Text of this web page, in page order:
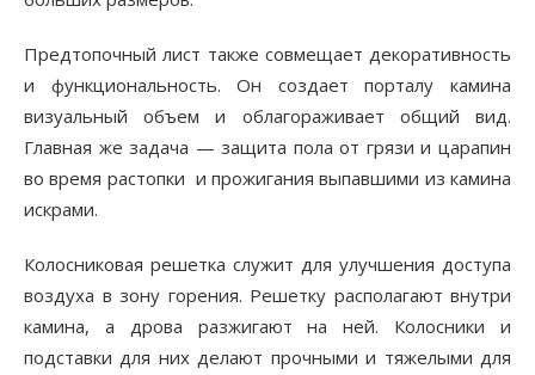
Предтопочный лист также совмещает декоративность
и функциональность. Он создает порталу камина
визуальный объем и облагораживает общий вид.
Главная же задача — защита пола от грязи и царапин
во время растопки и прожигания выпавшими из камина
искрами.
Колосниковая решетка служит для улучшения доступа
воздуха в зону горения. Решетку располагают внутри
камина, а дрова разжигают на ней. Колосники и
подставки для них делают прочными и тяжелыми для